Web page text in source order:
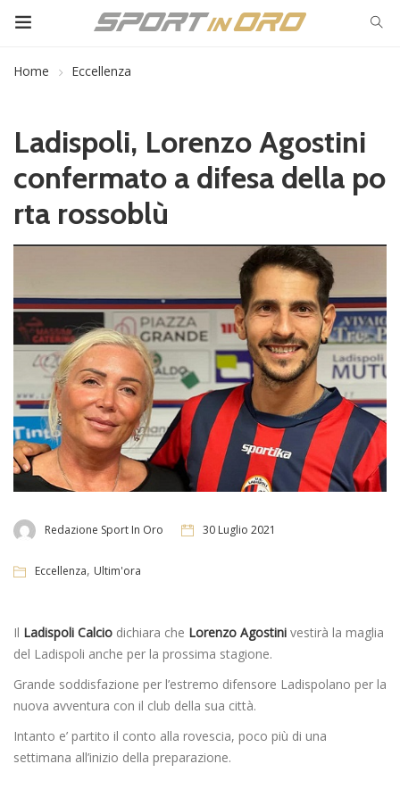
Home Eccellenza
Ladispoli, Lorenzo Agostini
confermato a difesa della po
rta rossoblù
Redazione Sport In Oro 30 Luglio 2021
Eccellenza, Ultim'ora
Il Ladispoli Calcio dichiara che Lorenzo Agostini vestirà la maglia
del Ladispoli anche per la prossima stagione.
Grande soddisfazione per l’estremo difensore Ladispolano per la
nuova avventura con il club della sua città.
Intanto e’ partito il conto alla rovescia, poco più di una
settimana all’inizio della preparazione.